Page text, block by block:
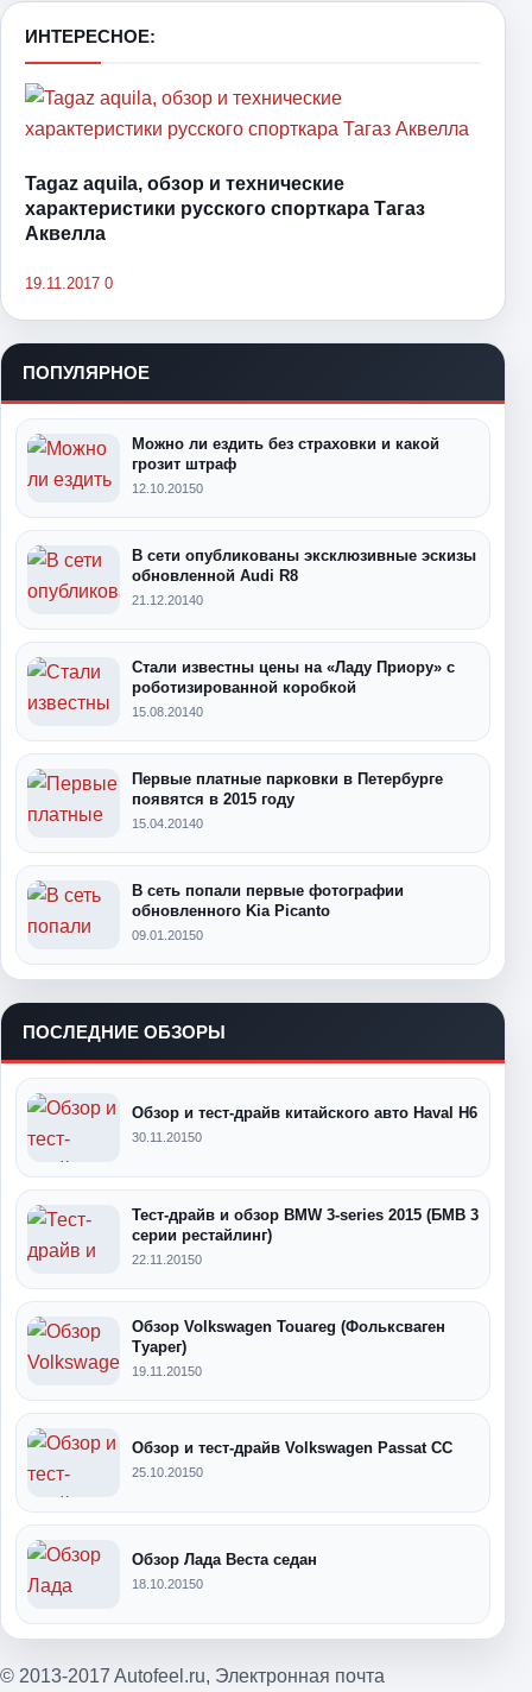
ИНТЕРЕСНОЕ:
Tagaz aquila, обзор и технические
характеристики русского спорткара Тагаз
Аквелла
19.11.2017 0
ПОПУЛЯРНОЕ
Можно ли ездить без страховки и какой
грозит штраф
12.10.20150
В сети опубликованы эксклюзивные эскизы
обновленной Audi R8
21.12.20140
Стали известны цены на «Ладу Приору» с
роботизированной коробкой
15.08.20140
Первые платные парковки в Петербурге
появятся в 2015 году
15.04.20140
В сеть попали первые фотографии
обновленного Kia Picanto
09.01.20150
ПОСЛЕДНИЕ ОБЗОРЫ
Обзор и тест-драйв китайского авто Haval H6
30.11.20150
Тест-драйв и обзор BMW 3-series 2015 (БМВ 3
серии рестайлинг)
22.11.20150
Обзор Volkswagen Touareg (Фольксваген
Туарег)
19.11.20150
Обзор и тест-драйв Volkswagen Passat CC
25.10.20150
Обзор Лада Веста седан
18.10.20150
© 2013-2017 Autofeel.ru, Электронная почта